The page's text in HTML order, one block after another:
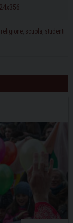
religione scuola studenti